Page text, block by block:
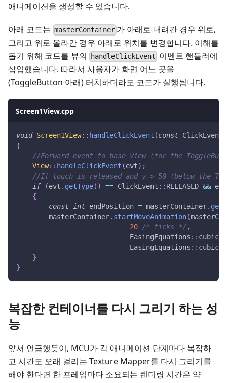
애니메이션을 생성할 수 있습니다.
아래 코드는 masterContainer 가 아래로 내려간 경우 위로,
그리고 위로 올라간 경우 아래로 위치를 변경합니다. 이해를
돕기 위해 코드를 뷰의
handleClickEvent 이벤트 핸들러에
삽입했습니다. 따라서 사용자가 화면 어느 곳을
(ToggleButton 아래) 터치하더라도 코드가 실행됩니다.
Screen1View.cpp
void Screen1View:: handleClickEvent (const ClickEvent
{
//Forward event to base View (for the
View:: handleClickEvent (evt) ;
//If touch is released and y > 50 (below the
if
(evt . getType( ) == ClickEvent :: RELEASED && evt
{
const int endPosition = masterContainer. getY
        masterContainer
. startMoveAnimation(
20 /* ticks */ ,
                            EasingEquations
::
                            EasingEquations
::
}
}
복잡한 컨테이너를 다시 그리기 하는 성
능
앞서 언급했듯이, MCU가 각 애니메이션 단계마다 복잡하
고 시간도 오래 걸리는 Texture Mapper를 다시 그리기를
해야 한다면 한 프레임마다 소요되는 렌더링 시간은 약